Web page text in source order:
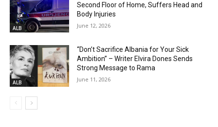
ALB
Second Floor of Home, Suffers Head and
Body Injuries
June 12, 2026
ALB
“Don’t Sacrifice Albania for Your Sick
Ambition” – Writer Elvira Dones Sends
Strong Message to Rama
June 11, 2026